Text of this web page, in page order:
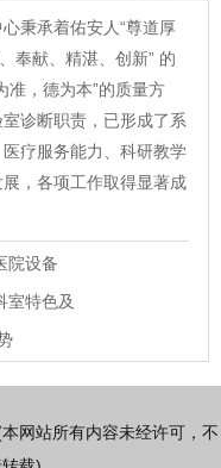
秉承着佑安人“尊道厚
奉献、精湛、创新” 的
准，德为本”的质量方
诊断职责，已形成了系
疗服务能力、科研教学
，各项工作取得显著成
院设备
室特色及
网站所有内容未经许可，不